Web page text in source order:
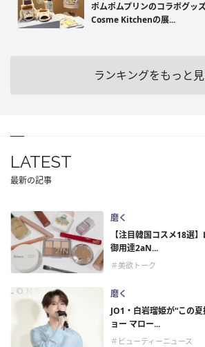
ポムポムプリンのコラボグッ
Cosme Kitchenの展...
ランキングをもっと
LATEST
最新の記事
磨く
【注目韓国コスメ18選
御用達2aN...
＃美欲トーク
磨く
JO1・白岩瑠姫が“この
ョー マロー...
＃ビューティーニュース